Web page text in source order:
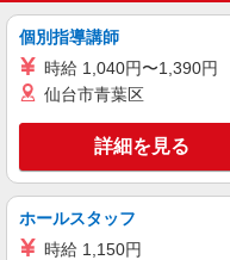
月給
により随
当】 全員
当金額
年） （基
売報奨金
215,000
エネ
キープ
正社員
加藤石油株式会社 出光ア
個別指導講師
時給 1,040円〜1,390円
仙台市青葉区
詳細を見る
ホールスタッフ
時給 1,150円